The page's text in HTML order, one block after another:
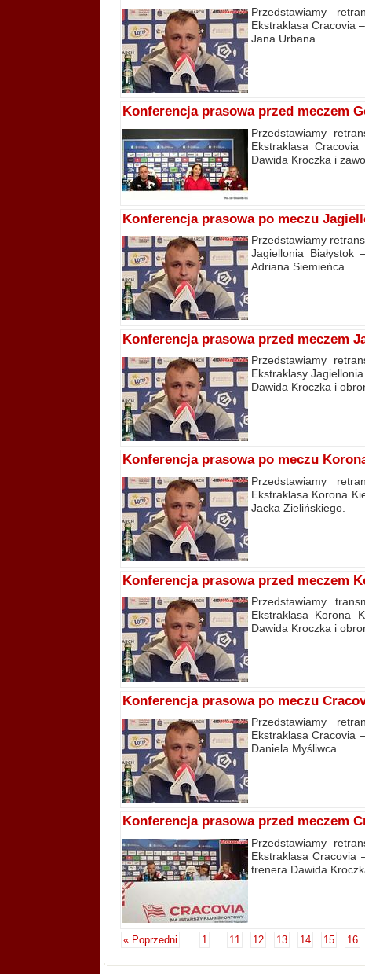
Przedstawiamy
Ekstraklasa Cracovia
Jana Urbana.
Konferencja prasowa przed meczem
Przedstawiamy
Ekstraklasa
Dawida Kroczka i
Konferencja prasowa po meczu
Przedstawiamy
Jagiellonia
Adriana Siemieńca.
Konferencja prasowa przed meczem
Przedstawiamy
Ekstraklasy
Dawida Kroczka i
Konferencja prasowa po meczu
Przedstawiamy
Ekstraklasa Korona
Jacka Zielińskiego.
Konferencja prasowa przed meczem
Przedstawiamy
Ekstraklasa Korona
Dawida Kroczka i
Konferencja prasowa po meczu
Przedstawiamy
Ekstraklasa Cracovia
Daniela Myśliwca.
Konferencja prasowa przed meczem
Przedstawiamy
Ekstraklasa Cracovia
trenera Dawida
« Poprzedni 1 ... 11 12 13 14 15 16